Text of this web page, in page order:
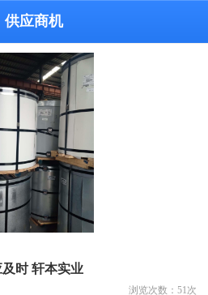
供应商机
时 轩本实业
浏览次数： 51 次